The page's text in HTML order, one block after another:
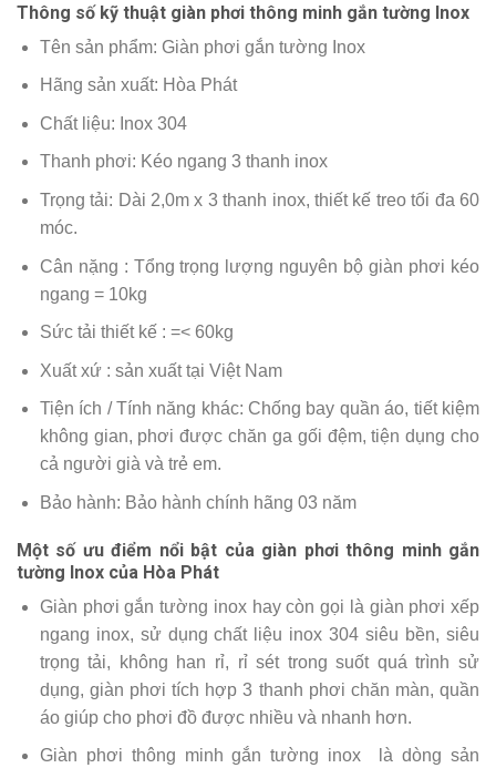
Thông số kỹ thuật giàn phơi thông minh gắn tường Inox
Tên sản phẩm: Giàn phơi gắn tường Inox
Hãng sản xuất: Hòa Phát
Chất liệu: Inox 304
Thanh phơi: Kéo ngang 3 thanh inox
Trọng tải: Dài 2,0m x 3 thanh inox, thiết kế treo tối đa 60
móc.
Cân nặng : Tổng trọng lượng nguyên bộ giàn phơi kéo
ngang = 10kg
Sức tải thiết kế : =< 60kg
Xuất xứ : sản xuất tại Việt Nam
Tiện ích / Tính năng khác: Chống bay quần áo, tiết kiệm
không gian, phơi được chăn ga gối đệm, tiện dụng cho
cả người già và trẻ em.
Bảo hành: Bảo hành chính hãng 03 năm
Một số ưu điểm nổi bật của giàn phơi thông minh gắn
tường Inox của Hòa Phát
Giàn phơi gắn tường inox hay còn gọi là giàn phơi xếp
ngang inox, sử dụng chất liệu inox 304 siêu bền, siêu
trọng tải, không han rỉ, rỉ sét trong suốt quá trình sử
dụng, giàn phơi tích hợp 3 thanh phơi chăn màn, quần
áo giúp cho phơi đồ được nhiều và nhanh hơn.
Giàn phơi thông minh gắn tường inox là dòng sản